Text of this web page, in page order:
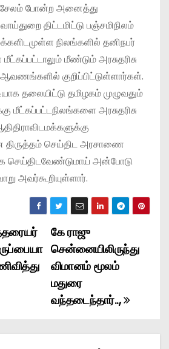
சேலம் போன்ற அனைத்து
திட்டமிட்டு பஞ்சமிநிலம்
நிலங்களில் தனிநபர்
மீண்டும் அரசுதரிசு
குறிப்பிட்டுள்ளார்கள்.
தலையிட்டு தமிழகம் முழுவதும்
மீட்கப்பட்டநிலங்களை அரசுதரிசு
திருத்தம் செய்திட அரசாணை
செய்திடவேண்டுமாய் அன்போடு
அவர்கூறியுள்ளார்.
கே ராஜு
சென்னையிலிருந்து
விமானம் மூலம்
மதுரை
வந்தடைந்தார்..,